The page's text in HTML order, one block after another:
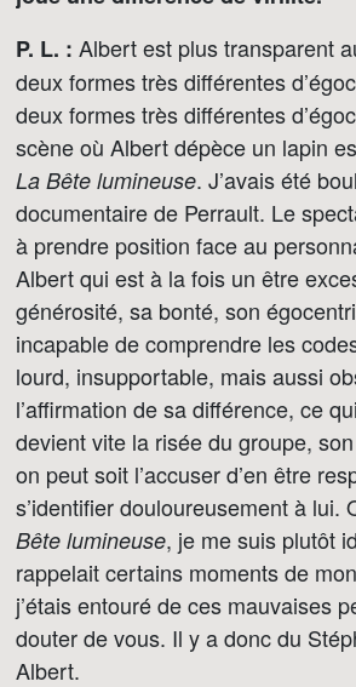
P. L. : Albert est plus transparent
deux formes très différentes
deux formes très différentes
scène où Albert dépèce un lapin
La Bête lumineuse. J’avais été
documentaire de Perrault. Le
à prendre position face au
Albert qui est à la fois un être
générosité, sa bonté, son
incapable de comprendre les
lourd, insupportable, mais aussi
l’affirmation de sa différence, ce
devient vite la risée du groupe,
on peut soit l’accuser d’en être
s’identifier douloureusement à lui.
Bête lumineuse, je me suis plutôt
rappelait certains moments de
j’étais entouré de ces mauvaises
douter de vous. Il y a donc du
Albert.